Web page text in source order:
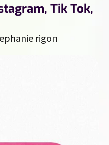
Tik Tok,
rigon